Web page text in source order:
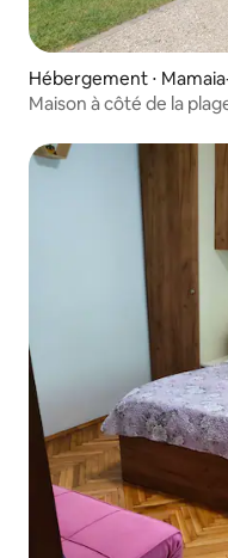
Hébergement ⋅
Maison à côté de la